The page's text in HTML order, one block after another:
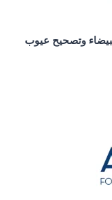
وتصحيح عيوب